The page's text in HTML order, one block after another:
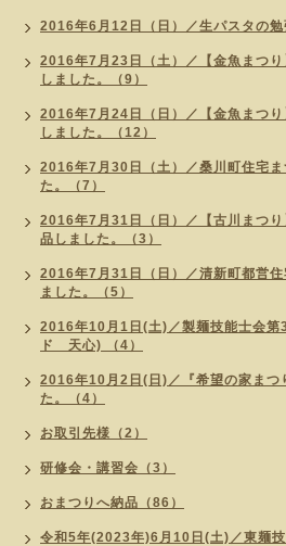
2016年6月12日（日）／生パスタの勉
2016年7月23日（土）／【金魚まつ
しました。（9）
2016年7月24日（日）／【金魚まつ
しました。（12）
2016年7月30日（土）／桑川町住宅
た。（7）
2016年7月31日（日）／【古川まつ
品しました。（3）
2016年7月31日（日）／清新町都営
ました。（5）
2016年10月1日(土)／製麺技能士会第
ド 天心) （4）
2016年10月2日(日)／『希望の家まつ
た。（4）
お取引先様（2）
研修会・講習会（3）
おまつりへ納品（86）
令和5年(2023年)6月10日(土)／東麺